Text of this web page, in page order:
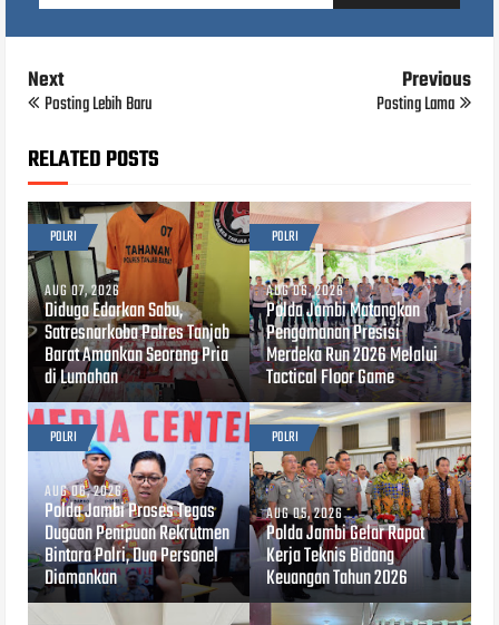
Next
Posting Lebih Baru
Previous
Posting Lama
RELATED POSTS
POLRI
AUG 07, 2026
Diduga Edarkan Sabu,
Satresnarkoba Polres Tanjab
Barat Amankan Seorang Pria
di Lumahan
POLRI
AUG 06, 2026
Polda Jambi Matangkan
Pengamanan Presisi
Merdeka Run 2026 Melalui
Tactical Floor Game
POLRI
AUG 06, 2026
Polda Jambi Proses Tegas
Dugaan Penipuan Rekrutmen
Bintara Polri, Dua Personel
Diamankan
POLRI
AUG 05, 2026
Polda Jambi Gelar Rapat
Kerja Teknis Bidang
Keuangan Tahun 2026